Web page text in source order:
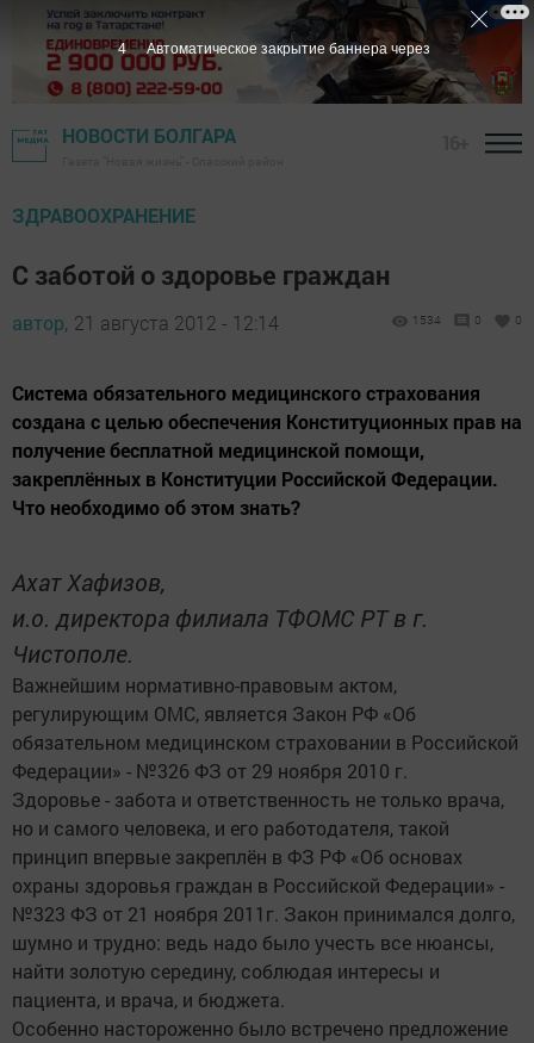
НОВОСТИ БОЛГАРА
ЗДРАВООХРАНЕНИЕ
С заботой о здоровье граждан
автор, 21 августа 2012 - 12:14 1534 0 0
Система обязательного медицинского страхования
создана с целью обеспечения Конституционных прав на
получение бесплатной медицинской помощи,
закреплённых в Конституции Российской Федерации.
Что необходимо об этом знать?
Ахат Хафизов,
и.о. директора филиала ТФОМС РТ в г.
Чистополе.
Важнейшим нормативно-правовым актом,
регулирующим ОМС, является Закон РФ «Об
обязательном медицинском страховании в Российской
Федерации» - №326 ФЗ от 29 ноября 2010 г.
Здоровье - забота и ответственность не только врача,
но и самого человека, и его работодателя, такой
принцип впервые закреплён в ФЗ РФ «Об основах
охраны здоровья граждан в Российской Федерации» -
№323 ФЗ от 21 ноября 2011г. Закон принимался долго,
шумно и трудно: ведь надо было учесть все нюансы,
найти золотую середину, соблюдая интересы и
пациента, и врача, и бюджета.
Особенно настороженно было встречено предложение
3 Автоматическое закрытие баннера через